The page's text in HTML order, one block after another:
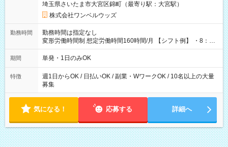
埼玉県さいたま市大宮区錦町（最寄り駅：大宮駅）
株式会社ワンベルウッズ
勤務時間
勤務時間は指定なし
変形労働時間制 想定労働時間160時間/月 【シフト例】 ・8：00
～21：00
期間 単発・1日のみOK
特徴
週1日からOK / 日払いOK / 副業・WワークOK / 10名以上の大量
募集
気になる！ 応募する 詳細へ